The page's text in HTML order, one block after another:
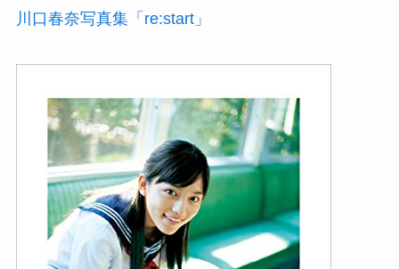
川口春奈写真集「re:start」